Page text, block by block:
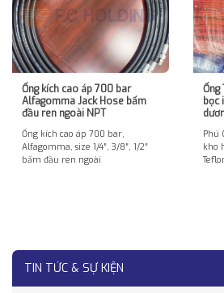
TIN TỨC & SỰ KIỆN
Ống kích cao áp 700 bar
Alfagomma Jack Hose bấm
đầu ren ngoài NPT
Ống kích cao áp 700 bar,
Alfagomma, size 1/4″, 3/8″, 1/2″
bấm đầu ren ngoài
Ống
bọc
Phú
kho